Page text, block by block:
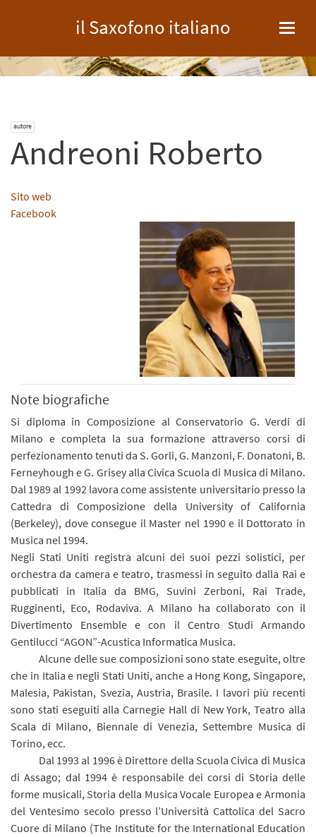
il Saxofono italiano
autore
Andreoni Roberto
Sito web
Facebook
Note biografiche
Si diploma in Composizione al Conservatorio G. Verdi di
Milano e completa la sua formazione attraverso corsi di
perfezionamento tenuti da S. Gorli, G. Manzoni, F. Donatoni, B.
Ferneyhough e G. Grisey alla Civica Scuola di Musica di Milano.
Dal 1989 al 1992 lavora come assistente universitario presso la
Cattedra di Composizione della University of California
(Berkeley), dove consegue il Master nel 1990 e il Dottorato in
Musica nel 1994.
Negli Stati Uniti registra alcuni dei suoi pezzi solistici, per
orchestra da camera e teatro, trasmessi in seguito dalla Rai e
pubblicati in Italia da BMG, Suvini Zerboni, Rai Trade,
Rugginenti, Eco, Rodaviva. A Milano ha collaborato con il
Divertimento Ensemble e con il Centro Studi Armando
Gentilucci “AGON”-Acustica Informatica Musica.
Alcune delle sue composizioni sono state eseguite, oltre
che in Italia e negli Stati Uniti, anche a Hong Kong, Singapore,
Malesia, Pakistan, Svezia, Austria, Brasile. I lavori più recenti
sono stati eseguiti alla Carnegie Hall di New York, Teatro alla
Scala di Milano, Biennale di Venezia, Settembre Musica di
Torino, ecc.
Dal 1993 al 1996 è Direttore della Scuola Civica di Musica
di Assago; dal 1994 è responsabile dei corsi di Storia delle
forme musicali, Storia della Musica Vocale Europea e Armonia
del Ventesimo secolo presso l’Università Cattolica del Sacro
Cuore di Milano (The Institute for the International Education